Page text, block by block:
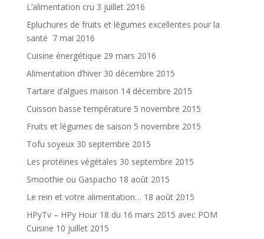
L’alimentation cru 3 juillet 2016
Epluchures de fruits et légumes excellentes pour la
santé 7 mai 2016
Cuisine énergétique 29 mars 2016
Alimentation d’hiver 30 décembre 2015
Tartare d’algues maison 14 décembre 2015
Cuisson basse température 5 novembre 2015
Fruits et légumes de saison 5 novembre 2015
Tofu soyeux 30 septembre 2015
Les protéines végétales 30 septembre 2015
Smoothie ou Gaspacho 18 août 2015
Le rein et votre alimentation… 18 août 2015
HPyTv – HPy Hour 18 du 16 mars 2015 avec POM
Cuisine 10 juillet 2015